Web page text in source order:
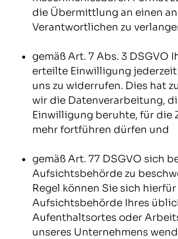
die Übermittlung an einen
Verantwortlichen zu
gemäß Art. 7 Abs. 3 DSGVO
erteilte Einwilligung
uns zu widerrufen. Dies hat
wir die Datenverarbeitung,
Einwilligung beruhte, für die
mehr fortführen dürfen und
gemäß Art. 77 DSGVO sich
Aufsichtsbehörde zu
Regel können Sie sich
Aufsichtsbehörde Ihres
Aufenthaltsortes oder
unseres Unternehmens